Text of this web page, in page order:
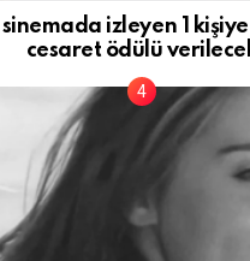
sinemada izleyen 1
cesaret ödülü